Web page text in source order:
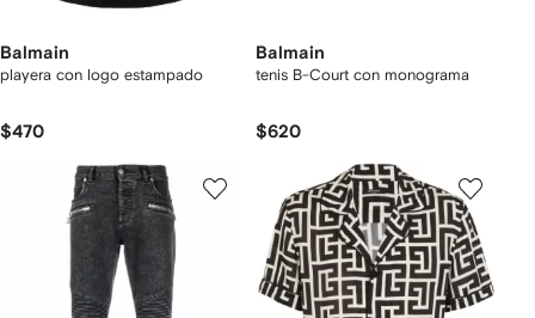
Balmain
playera con logo estampado
$470
Balmain
tenis B-Court con monograma
$620